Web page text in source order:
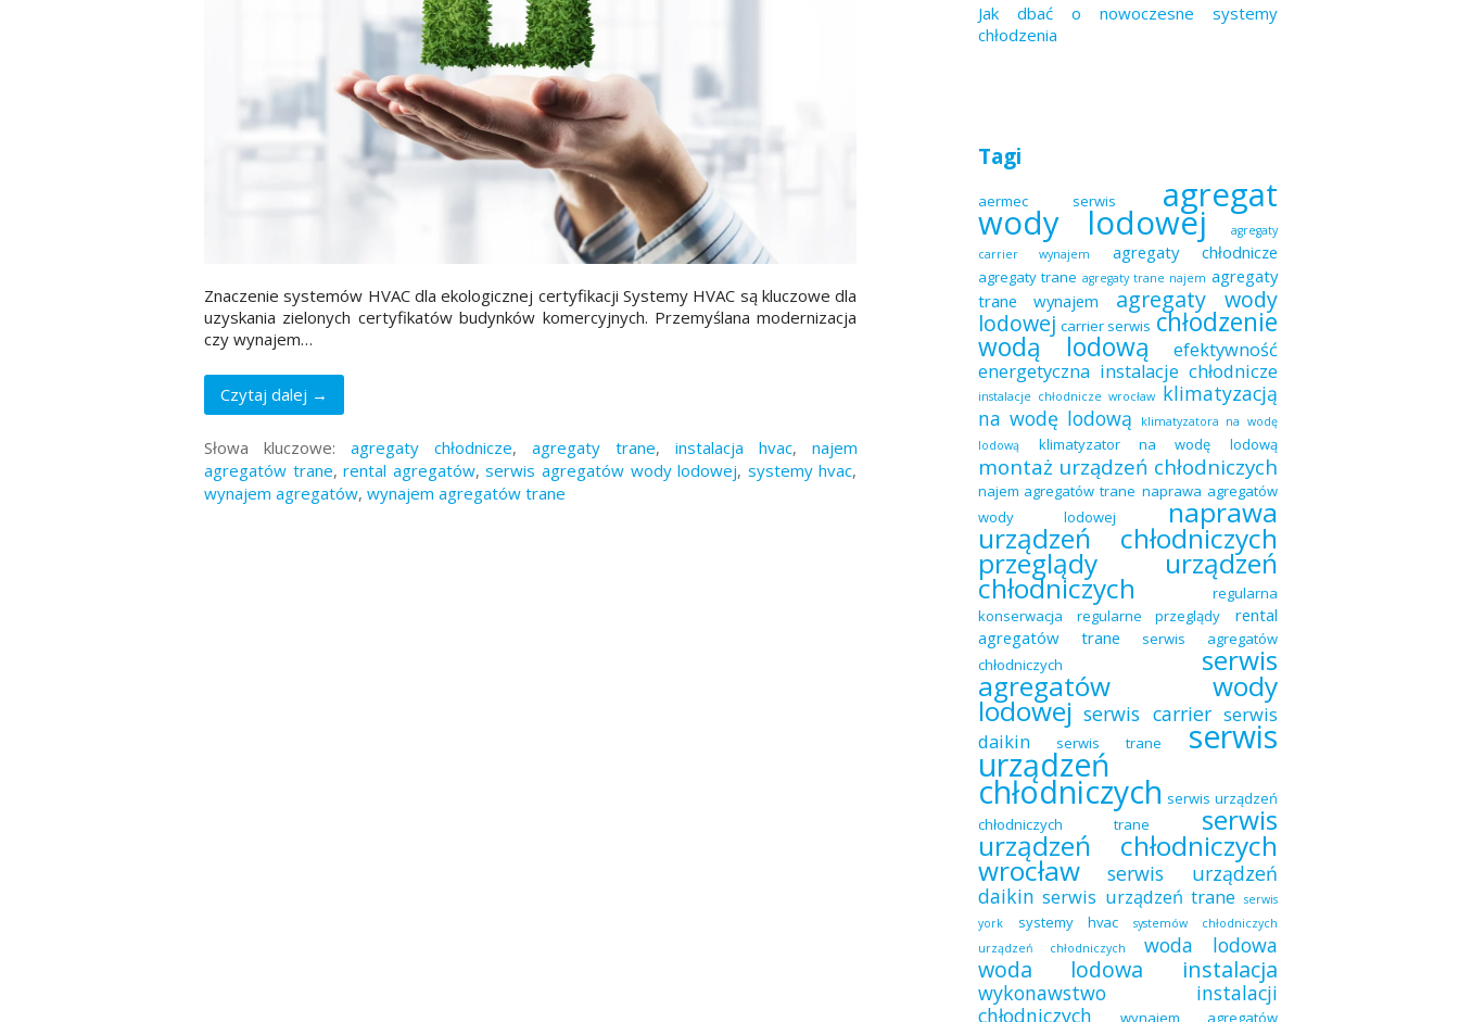
Znaczenie systemów HVAC dla ekologicznej certyfikacji Systemy HVAC są kluczowe dla
uzyskania zielonych certyfikatów budynków komercyjnych. Przemyślana modernizacja
czy wynajem…
Czytaj dalej →
Słowa kluczowe: agregaty chłodnicze, agregaty trane, instalacja hvac, najem
agregatów trane,rental agregatów,serwis agregatów wody lodowej, systemy hvac,
wynajem agregatów, wynajem agregatów trane
Jak dbać o nowoczesne systemy
chłodzenia
Tagi
aermec serwis agregat
wody lodowej
agregaty
carrier wynajem
agregaty chłodnicze
agregaty trane agregaty trane najem agregaty
trane wynajem
agregaty wody
lodowej carrier serwis chłodzenie
wodą lodową
efektywność
energetyczna instalacje chłodnicze
instalacje chłodnicze wrocław klimatyzacją
na wodę lodową
klimatyzatora na wodę
lodową
klimatyzator na wodę lodową
montaż urządzeń chłodniczych
najem agregatów trane naprawa agregatów
wody lodowej
naprawa
urządzeń chłodniczych
przeglądy urządzeń
chłodniczych
regularna
konserwacja
regularne przeglądy
rental
agregatów trane
serwis agregatów
chłodniczych
serwis
agregatów wody
lodowej serwis carrier serwis
daikin
serwis trane serwis
urządzeń
chłodniczych serwis urządzeń
chłodniczych trane
serwis
urządzeń chłodniczych
wrocław
serwis urządzeń
daikin serwis urządzeń trane
serwis
york
systemy hvac
systemów chłodniczych
urządzeń chłodniczych
woda lodowa
woda lodowa instalacja
wykonawstwo instalacji
chłodniczych
wynajem agregatów